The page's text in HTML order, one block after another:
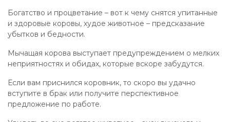
Богатство и процветание – вот к чему снятся упитанные
и здоровые коровы, худое животное – предсказание
убытков и бедности.
Мычащая корова выступает предупреждением о мелких
неприятностях и обидах, которые вскоре забудутся.
Если вам приснился коровник, то скоро вы удачно
вступите в брак или получите перспективное
предложение по работе.